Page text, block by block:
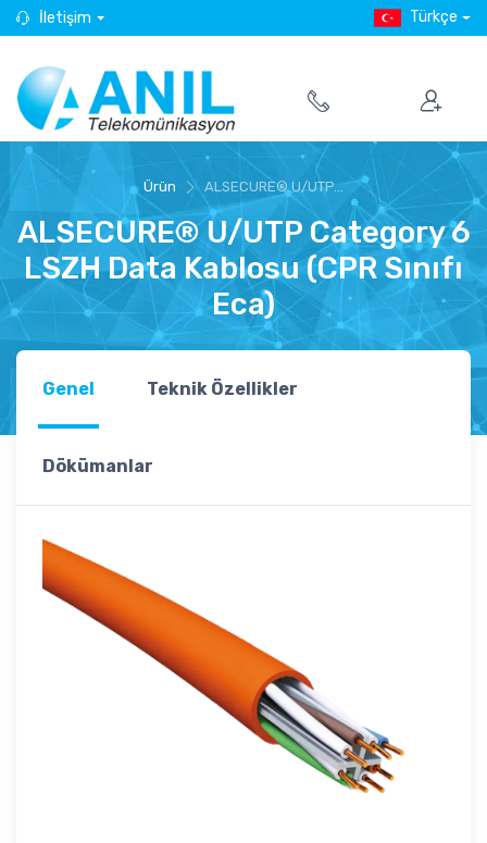
İletişim Türkçe
Ürün ALSECURE® U/UTP...
ALSECURE® U/UTP Category 6
LSZH Data Kablosu (CPR Sınıfı
Eca)
Genel Teknik Özellikler
Dökümanlar